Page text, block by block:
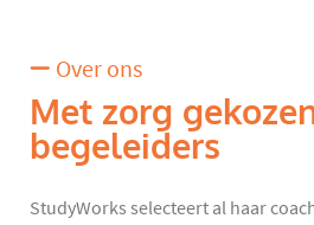
Over ons
Met zorg
begeleiders
StudyWorks selecteert al haar